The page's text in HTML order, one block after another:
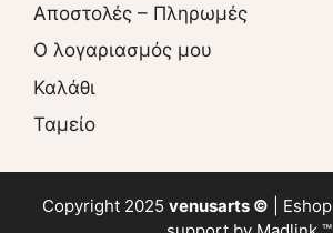
Αποστολές – Πληρωμές
O λογαριασμός μου
Καλάθι
Ταμείο
Copyright 2025 venusarts © Eshop